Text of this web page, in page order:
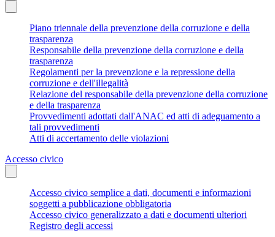
Piano triennale della prevenzione della corruzione e della
trasparenza
Responsabile della prevenzione della corruzione e della
trasparenza
Regolamenti per la prevenzione e la repressione della
corruzione e dell'illegalità
Relazione del responsabile della prevenzione della corruzione
e della trasparenza
Provvedimenti adottati dall'ANAC ed atti di adeguamento a
tali provvedimenti
Atti di accertamento delle violazioni
Accesso civico
Accesso civico semplice a dati, documenti e informazioni
soggetti a pubblicazione obbligatoria
Accesso civico generalizzato a dati e documenti ulteriori
Registro degli accessi